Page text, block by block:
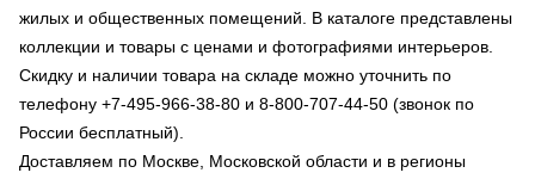
жилых и общественных помещений. В каталоге представлены
коллекции и товары с ценами и фотографиями интерьеров.
Скидку и наличии товара на складе можно уточнить по
телефону +7-495-966-38-80 и 8-800-707-44-50 (звонок по
России бесплатный).
Доставляем по Москве, Московской области и в регионы